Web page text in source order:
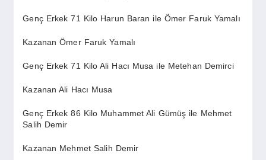
Genç Erkek 71 Kilo Harun Baran ile Ömer Faruk Yamalı
Kazanan Ömer Faruk Yamalı
Genç Erkek 71 Kilo Ali Hacı Musa ile Metehan Demirci
Kazanan Ali Hacı Musa
Genç Erkek 86 Kilo Muhammet Ali Gümüş ile Mehmet
Salih Demir
Kazanan Mehmet Salih Demir